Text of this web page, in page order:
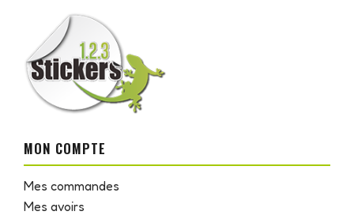
MON COMPTE
Mes commandes
Mes avoirs